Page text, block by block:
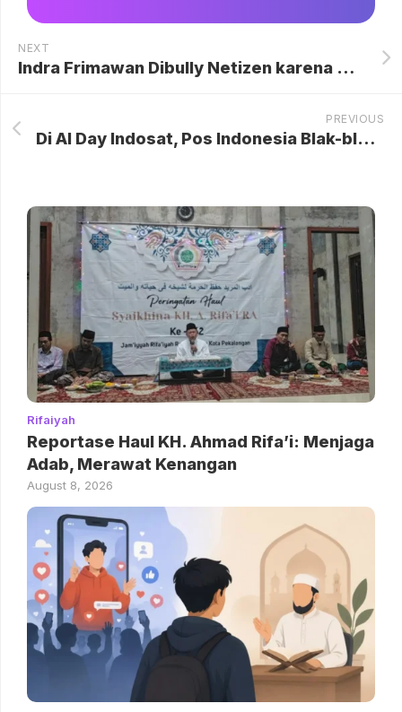
NEXT
Indra Frimawan Dibully Netizen karena Meludahi, Fajar Sadboy: Dia Minta Maaf
PREVIOUS
Di AI Day Indosat, Pos Indonesia Blak-blakan Dongkrak Sektor Rantai Pasok Pakai AI
Rifaiyah
Reportase Haul KH. Ahmad Rifa’i: Menjaga
Adab, Merawat Kenangan
August 8, 2026